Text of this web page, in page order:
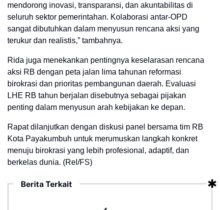
mendorong inovasi, transparansi, dan akuntabilitas di
seluruh sektor pemerintahan. Kolaborasi antar-OPD
sangat dibutuhkan dalam menyusun rencana aksi yang
terukur dan realistis,” tambahnya.
Rida juga menekankan pentingnya keselarasan rencana
aksi RB dengan peta jalan lima tahunan reformasi
birokrasi dan prioritas pembangunan daerah. Evaluasi
LHE RB tahun berjalan disebutnya sebagai pijakan
penting dalam menyusun arah kebijakan ke depan.
Rapat dilanjutkan dengan diskusi panel bersama tim RB
Kota Payakumbuh untuk merumuskan langkah konkret
menuju birokrasi yang lebih profesional, adaptif, dan
berkelas dunia. (Rel/FS)
Berita Terkait